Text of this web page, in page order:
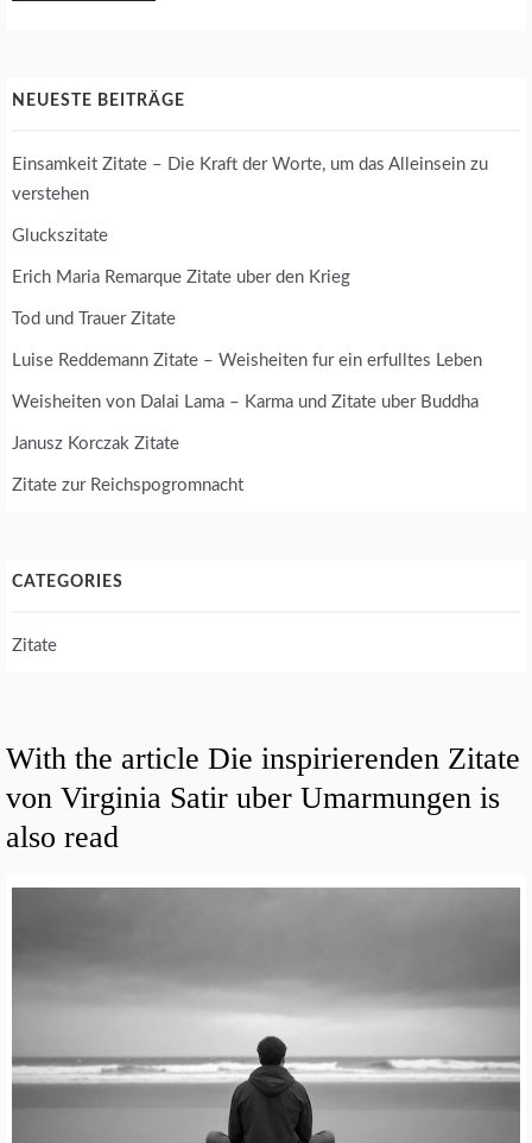
NEUESTE BEITRÄGE
Einsamkeit Zitate – Die Kraft der Worte, um das Alleinsein zu
verstehen
Gluckszitate
Erich Maria Remarque Zitate uber den Krieg
Tod und Trauer Zitate
Luise Reddemann Zitate – Weisheiten fur ein erfulltes Leben
Weisheiten von Dalai Lama – Karma und Zitate uber Buddha
Janusz Korczak Zitate
Zitate zur Reichspogromnacht
CATEGORIES
Zitate
With the article Die inspirierenden Zitate
von Virginia Satir uber Umarmungen is
also read